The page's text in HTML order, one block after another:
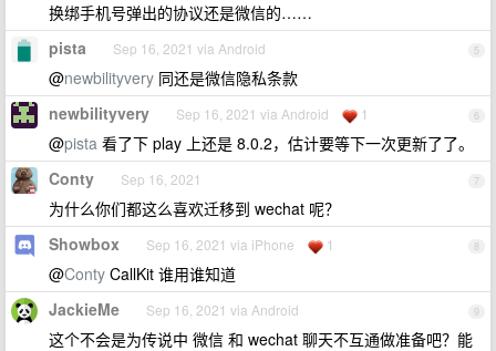
换绑手机号弹出的协议还是微信的……
5
pista Sep 16, 2021 via Android
@newbilityvery 同还是微信隐私条款
6
newbilityvery Sep 16, 2021 via Android 1
@pista 看了下 play 上还是 8.0.2，估计要等下一次更新了了。
7
Conty Sep 16, 2021
为什么你们都这么喜欢迁移到 wechat 呢？
8
Showbox Sep 16, 2021 via iPhone 1
@Conty CallKit 谁用谁知道
9
JackieMe Sep 16, 2021 via Android
这个不会是为传说中 微信 和 wechat 聊天不互通做准备吧？能